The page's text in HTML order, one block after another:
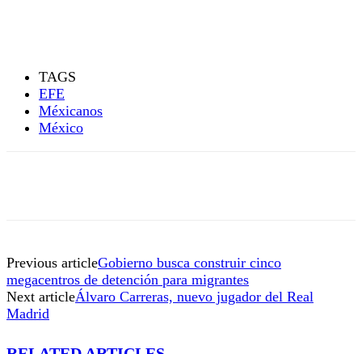
TAGS
EFE
Méxicanos
México
Previous articleGobierno busca construir cinco
megacentros de detención para migrantes
Next articleÁlvaro Carreras, nuevo jugador del Real
Madrid